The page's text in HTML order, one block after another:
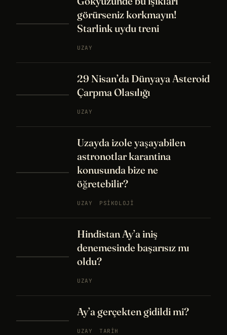
görürseniz korkmayın!
Starlink uydu treni
UZAY
29 Nisan’da Dünyaya Asteroid
Çarpma Olasılığı
UZAY
Uzayda izole yaşayabilen
astronotlar karantina
konusunda bize ne
öğretebilir?
UZAY PSIKOLOJI
Hindistan Ay’a iniş
denemesinde başarısız mı
oldu?
UZAY
Ay’a gerçekten gidildi mi?
UZAY TARIH